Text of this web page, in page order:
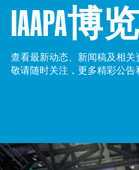
IAAPA
查看最新动态、新闻稿及相关
敬请随时关注，更多精彩公告